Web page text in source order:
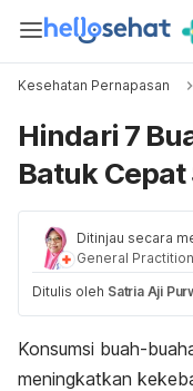
Kesehatan Pernapasan
Hindari 7
Batuk
Ditinjau secara
General
Ditulis oleh Satria Aji
Konsumsi buah-
meningkatkan